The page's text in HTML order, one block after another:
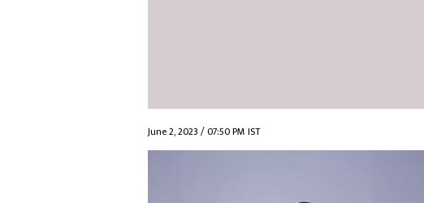
June 2, 2023 / 07:50 PM IST